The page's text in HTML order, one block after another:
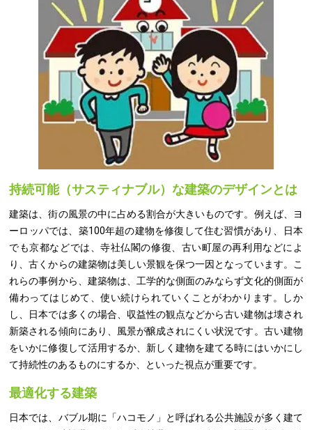
持続可能（サスティナブル）な建築のデザインとは
建築は、街の風景の中に占める割合が大きいものです。例えば、ヨ
ーロッパでは、築100年超の建物を修復して住む習慣があり、日本
でも京都などでは、寺社仏閣の修復、古い町屋の再利用などによ
り、古くからの建築物は美しい景観を保つ一因となっています。こ
れらの事例から、建築物は、工学的な側面のみならず文化的側面が
備わってはじめて、使い続けられていくことがわかります。しか
し、日本では多くの場合、収益性の観点などから古い建物は壊され
新築される傾向にあり、風景が醸成されにくい状況です。古い建物
をいかに修復して活用するか、新しく建物を建てる時にはいかにし
て持続性のあるものにするか、といった視点が重要です。
最適化する建築
日本では、バブル期に「ハコモノ」と呼ばれる公共施設が多く建て